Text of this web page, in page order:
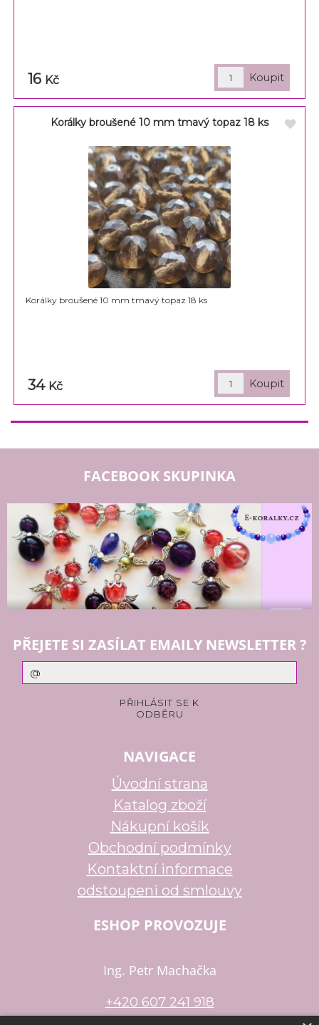
16 Kč
Korálky broušené 10 mm tmavý topaz 18 ks
Korálky broušené 10 mm tmavý topaz 18 ks
34 Kč
FACEBOOK SKUPINKA
PŘEJETE SI ZASÍLAT EMAILY NEWSLETTER ?
NAVIGACE
Úvodní strana
Katalog zboží
Nákupní košík
Obchodní podmínky
Kontaktní informace
odstoupeni od smlouvy
ESHOP PROVOZUJE
Ing. Petr Machačka
+420 607 241 918